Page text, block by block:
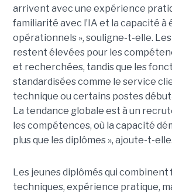
arrivent avec une expérience
familiarité avec l’IA et la capacité
opérationnels », souligne-t-elle.
restent élevées pour les
et recherchées, tandis que les
standardisées comme le service
technique ou certains postes
La tendance globale est à un
les compétences, où la capacité
plus que les diplômes », ajoute-t-elle.
Les jeunes diplômés qui
techniques, expérience pratique,